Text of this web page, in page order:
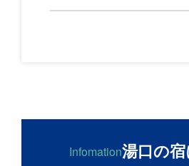
湯口の
Infomation